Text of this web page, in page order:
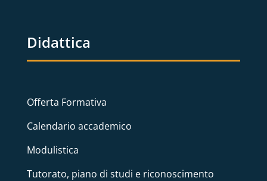
Didattica
Offerta Formativa
Calendario accademico
Modulistica
Tutorato, piano di studi e riconoscimento